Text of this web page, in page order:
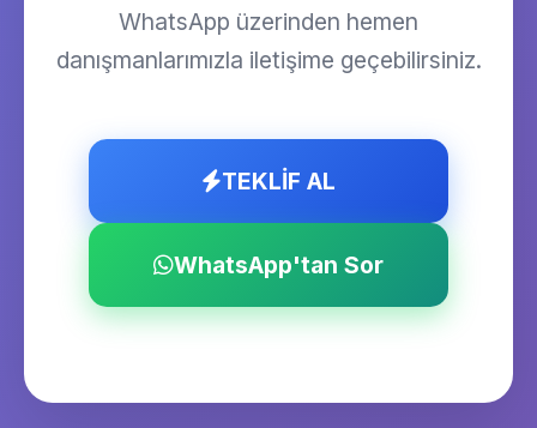
WhatsApp üzerinden hemen
danışmanlarımızla iletişime geçebilirsiniz.
TEKLİF AL
WhatsApp'tan Sor